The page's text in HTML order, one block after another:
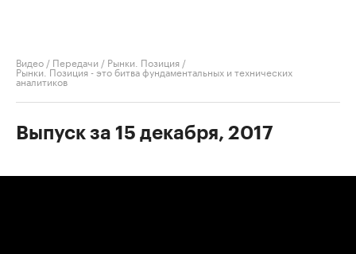
Видео / Передачи / Рынки. Позиция /
Рынки. Позиция - это битва фундаментальных и технических
аналитиков
Выпуск за 15 декабря, 2017